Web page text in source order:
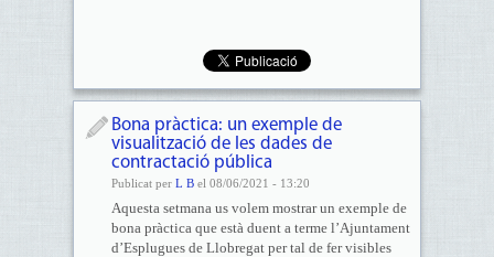
Bona pràctica: un exemple de
visualització de les dades de
contractació pública
Publicat per L Bel 08/06/2021 - 13:20
Aquesta setmana us volem mostrar un exemple de
bona pràctica que està duent a terme l’Ajuntament
d’Esplugues de Llobregat per tal de fer visibles